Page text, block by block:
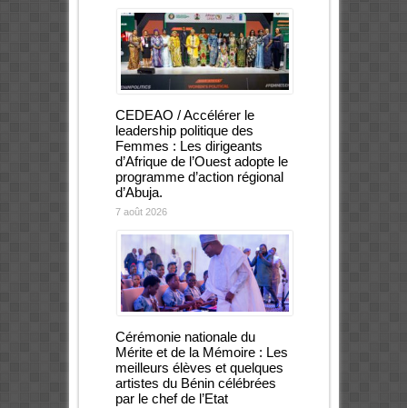
CEDEAO / Accélérer le
leadership politique des
Femmes : Les dirigeants
d’Afrique de l’Ouest adopte le
programme d’action régional
d’Abuja.
7 août 2026
Cérémonie nationale du
Mérite et de la Mémoire : Les
meilleurs élèves et quelques
artistes du Bénin célébrées
par le chef de l’Etat